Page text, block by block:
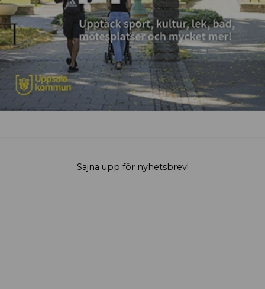
Sajna upp för nyhetsbrev!